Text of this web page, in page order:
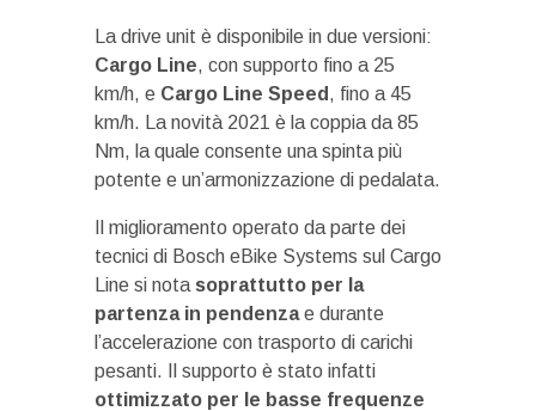
La drive unit è disponibile in due versioni:
Cargo Line, con supporto fino a 25
km/h, e Cargo Line Speed , fino a 45
km/h. La novità 2021 è la coppia da 85
Nm, la quale consente una spinta più
potente e un’armonizzazione di pedalata.
Il miglioramento operato da parte dei
tecnici di Bosch eBike Systems sul Cargo
Line si nota soprattutto per la
partenza in pendenzae durante
l’accelerazione con trasporto di carichi
pesanti. Il supporto è stato infatti
ottimizzato per le basse frequenze